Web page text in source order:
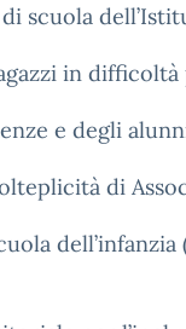
scuola
in
e degli
di